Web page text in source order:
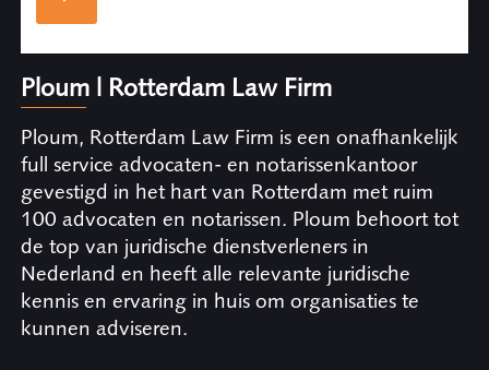
Ploum | Rotterdam Law Firm
Ploum, Rotterdam Law Firm is een onafhankelijk
full service advocaten- en notarissenkantoor
gevestigd in het hart van Rotterdam met ruim
100 advocaten en notarissen. Ploum behoort tot
de top van juridische dienstverleners in
Nederland en heeft alle relevante juridische
kennis en ervaring in huis om organisaties te
kunnen adviseren.